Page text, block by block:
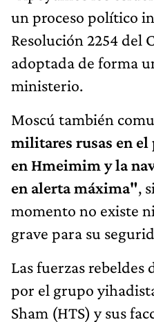
un proceso político
Resolución 2254 del
adoptada de forma
ministerio.
Moscú también
militares rusas en el
en Hmeimim y la
en alerta máxima",
momento no existe
grave para su
Las fuerzas rebeldes
por el grupo
Sham (HTS) y sus